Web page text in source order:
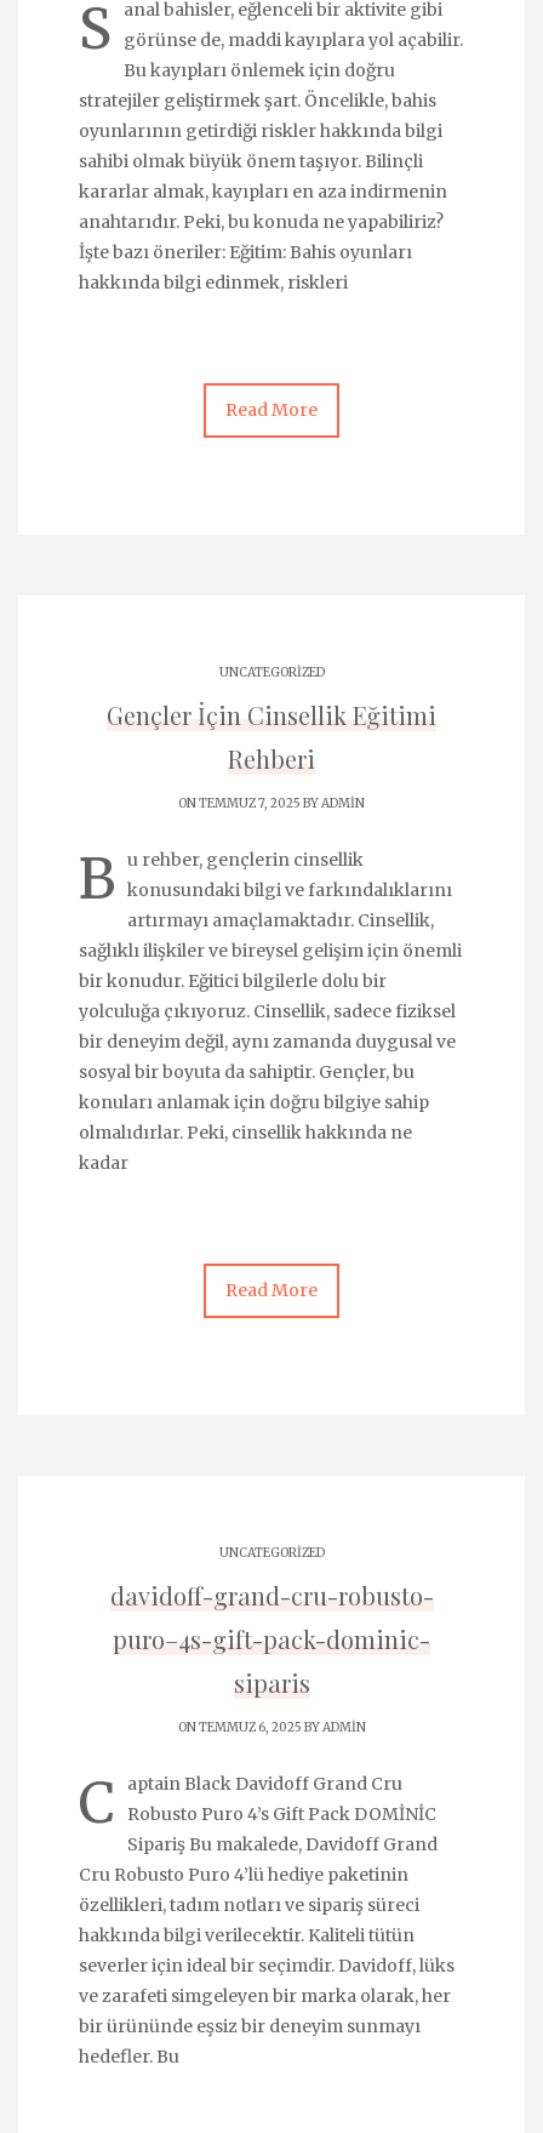
S
anal bahisler, eğlenceli bir aktivite gibi
görünse de, maddi kayıplara yol açabilir.
Bu kayıpları önlemek için doğru
stratejiler geliştirmek şart. Öncelikle, bahis
oyunlarının getirdiği riskler hakkında bilgi
sahibi olmak büyük önem taşıyor. Bilinçli
kararlar almak, kayıpları en aza indirmenin
anahtarıdır. Peki, bu konuda ne yapabiliriz?
İşte bazı öneriler: Eğitim: Bahis oyunları
hakkında bilgi edinmek, riskleri
Read More
UNCATEGORIZED
Gençler İçin Cinsellik Eğitimi
Rehberi
ON TEMMUZ 7, 2025 BYADMIN
B
u rehber, gençlerin cinsellik
konusundaki bilgi ve farkındalıklarını
artırmayı amaçlamaktadır. Cinsellik,
sağlıklı ilişkiler ve bireysel gelişim için önemli
bir konudur. Eğitici bilgilerle dolu bir
yolculuğa çıkıyoruz. Cinsellik, sadece fiziksel
bir deneyim değil, aynı zamanda duygusal ve
sosyal bir boyuta da sahiptir. Gençler, bu
konuları anlamak için doğru bilgiye sahip
olmalıdırlar. Peki, cinsellik hakkında ne
kadar
Read More
UNCATEGORIZED
davidoff-grand-cru-robusto-
puro–4s-gift-pack-dominic-
siparis
ON TEMMUZ 6, 2025 BYADMIN
C
aptain Black Davidoff Grand Cru
Robusto Puro 4’s Gift Pack DOMİNİC
Sipariş Bu makalede, Davidoff Grand
Cru Robusto Puro 4’lü hediye paketinin
özellikleri, tadım notları ve sipariş süreci
hakkında bilgi verilecektir. Kaliteli tütün
severler için ideal bir seçimdir. Davidoff, lüks
ve zarafeti simgeleyen bir marka olarak, her
bir ürününde eşsiz bir deneyim sunmayı
hedefler. Bu